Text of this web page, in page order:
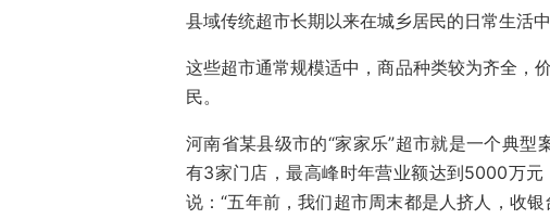
县域传统超市长期以来在城乡居民的日常生活
这些超市通常规模适中，商品种类较为齐全，
民。
河南省某县级市的“家家乐”超市就是一个典
有3家门店，最高峰时年营业额达到5000万
说：“五年前，我们超市周末都是人挤人，收